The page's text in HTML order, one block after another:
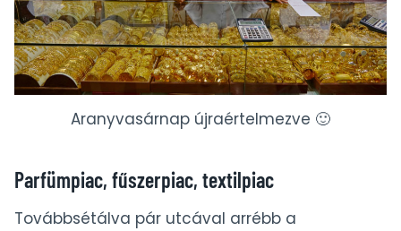
Aranyvasárnap újraértelmezve 🙂
Parfümpiac, fűszerpiac, textilpiac
Továbbsétálva pár utcával arrébb a